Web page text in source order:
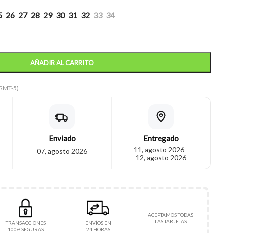
26 27 28 29 30 31 32 33 34
AÑADIR AL CARRITO
5)
Enviado
07, agosto 2026
Entregado
11, agosto 2026 -
12, agosto 2026
TRANSACCIONES
100% SEGURAS
ENVÍOS EN
24 HORAS
ACEPTAMOS TODAS
LAS TARJETAS